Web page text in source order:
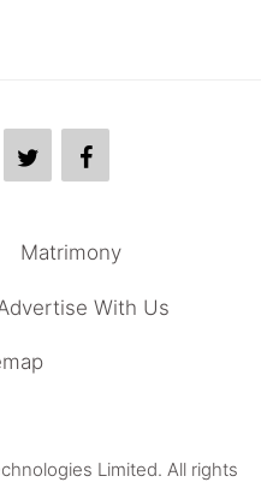
Matrimony
With Us
Limited. All rights